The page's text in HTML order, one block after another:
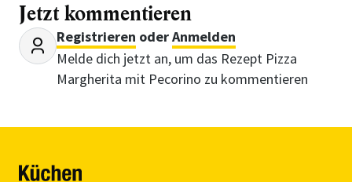
Jetzt kommentieren
Registrieren oderAnmelden
Melde dich jetzt an, um das Rezept Pizza
Margherita mit Pecorino zu kommentieren